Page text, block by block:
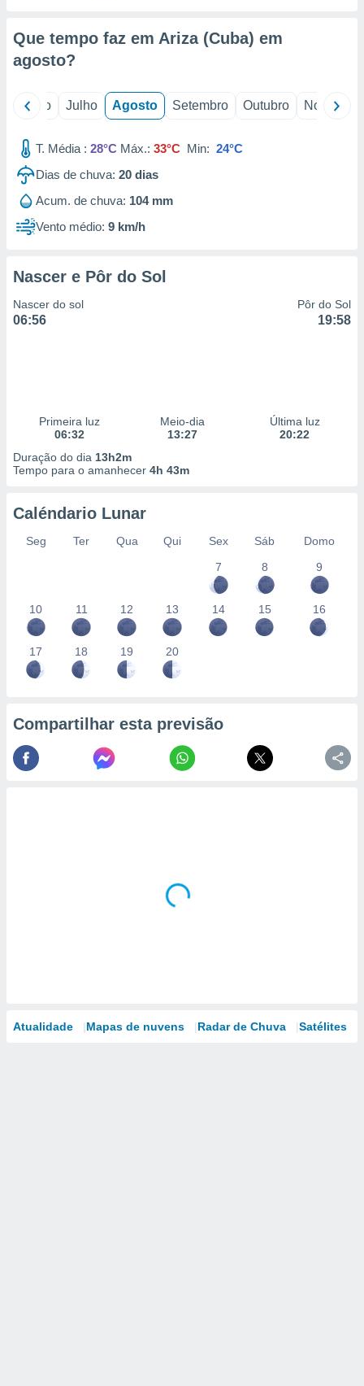
através
estudos
de
Que tempo faz em Ariza (Cuba) em
agosto?
Junho Julho Agosto Setembro Outubro Novembro
T. Média : 28°C Máx.: 33°C Min: 24°C
Dias de chuva: 20 dias
Acum. de chuva: 104 mm
Vento médio: 9 km/h
Nascer e Pôr do Sol
Nascer do sol
06:56
Pôr do Sol
19:58
Primeira luz
06:32
Meio-dia
13:27
Última luz
20:22
Duração do dia 13h2m
Tempo para o amanhecer 4h 43m
Caléndario Lunar
Seg Ter Qua Qui Sex Sáb
Domo
7
8 9
10 11 12 13 14 15 16
17 18 19 20
Compartilhar esta previsão
Atualidade Mapas de nuvens Radar de Chuva Satélites